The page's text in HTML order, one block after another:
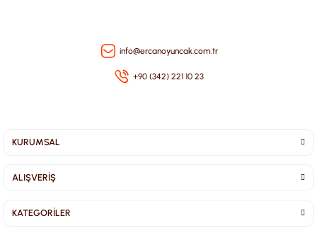
info@ercanoyuncak.com.tr
+90 (342) 221 10 23
KURUMSAL
ALIŞVERİŞ
KATEGORİLER